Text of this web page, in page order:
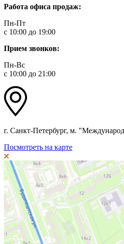
Работа офиса продаж:
Пн-Пт
с 10:00 до 19:00
Прием звонков:
Пн-Вс
с 10:00 до 21:00
г. Санкт-Петербург, м.
Посмотреть на карте